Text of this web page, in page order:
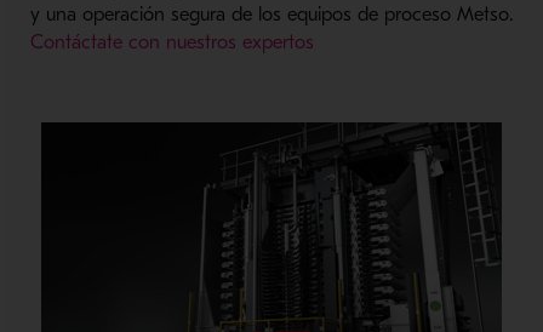
y una operación segura de los equipos de proceso Metso.
Contáctate con nuestros expertos